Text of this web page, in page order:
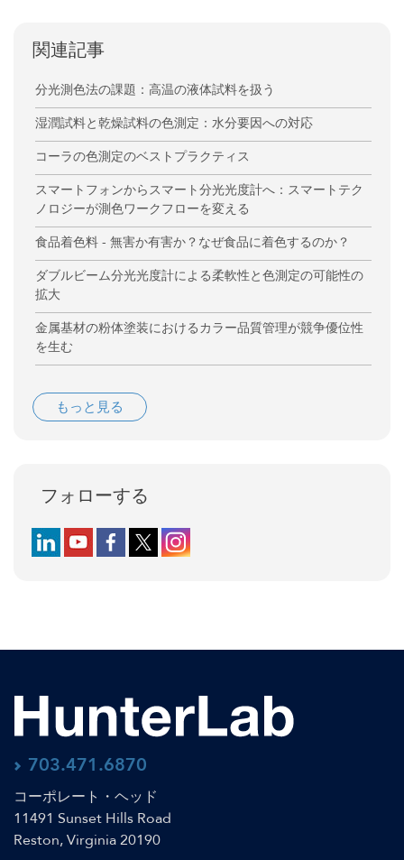
関連記事
分光測色法の課題：高温の液体試料を扱う
湿潤試料と乾燥試料の色測定：水分要因への対応
コーラの色測定のベストプラクティス
スマートフォンからスマート分光光度計へ：スマートテク
ノロジーが測色ワークフローを変える
食品着色料 - 無害か有害か？なぜ食品に着色するのか？
ダブルビーム分光光度計による柔軟性と色測定の可能性の
拡大
金属基材の粉体塗装におけるカラー品質管理が競争優位性
を生む
もっと見る
フォローする
Follow us on LinkedIn
Follow us on YouTube
Follow us on Facebook
Follow us on X (formerly Twitter)
Follow us on Instagram
703.471.6870
コーポレート・ヘッド
11491 Sunset Hills Road
Reston, Virginia 20190